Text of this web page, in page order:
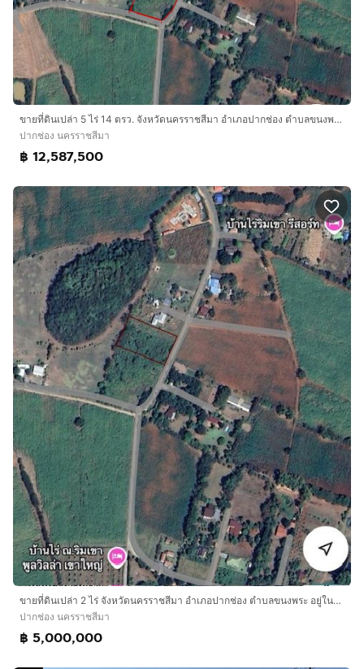
ขายที่ดินเปล่า 5 ไร่ 14 ตรว. จังหวัดนครราชสีมา อำเภอปากช่อง ตำบลขนงพระ อยู่ในพื้นที่ เขาจันทร์
ปากช่อง นครราชสีมา
฿ 12,587,500
ขายที่ดินเปล่า 2 ไร่ จังหวัดนครราชสีมา อำเภอปากช่อง ตำบลขนงพระ อยู่ในพื้นที่ เขาจันทร์
ปากช่อง นครราชสีมา
฿ 5,000,000